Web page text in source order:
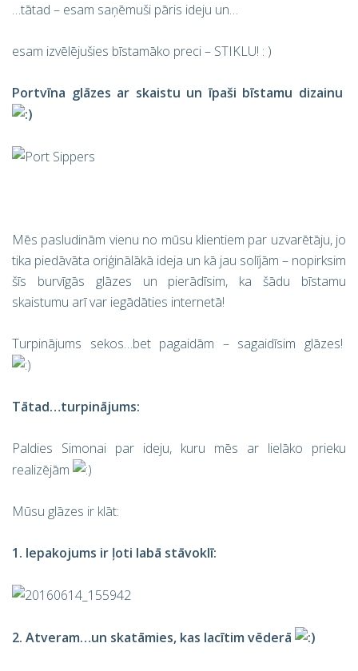
…tātad – esam saņēmuši pāris ideju un…
esam izvēlējušies bīstamāko preci – STIKLU! : )
Portvīna glāzes ar skaistu un īpaši bīstamu dizainu
Mēs pasludinām vienu no mūsu klientiem par uzvarētāju, jo
tika piedāvāta oriģinālākā ideja un kā jau solījām – nopirksim
šīs burvīgās glāzes un pierādīsim, ka šādu bīstamu
skaistumu arī var iegādāties internetā!
Turpinājums sekos…bet pagaidām – sagaidīsim glāzes!
Tātad…turpinājums:
Paldies Simonai par ideju, kuru mēs ar lielāko prieku
realizējām
Mūsu glāzes ir klāt:
1. Iepakojums ir ļoti labā stāvoklī:
2. Atveram…un skatāmies, kas lacītim vēderā